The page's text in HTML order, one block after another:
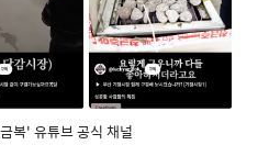
복' 유튜브 공식 채널